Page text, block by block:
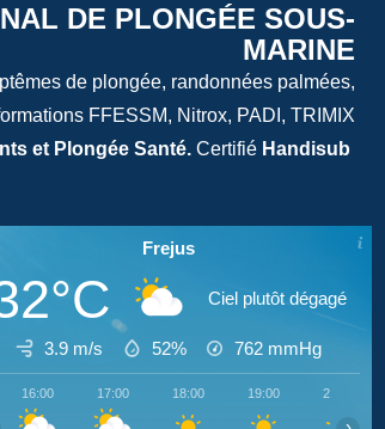
DE PLONGÉE SOUS-
MARINE
de plongée, randonnées palmées,
FFESSM, Nitrox, PADI, TRIMIX
et Plongée Santé. Certifié Handisub
Frejus
Ciel plutôt dégagé
3.9 m/s 52% 762 mmHg
16:00 17:00 18:00 19:00 20:00